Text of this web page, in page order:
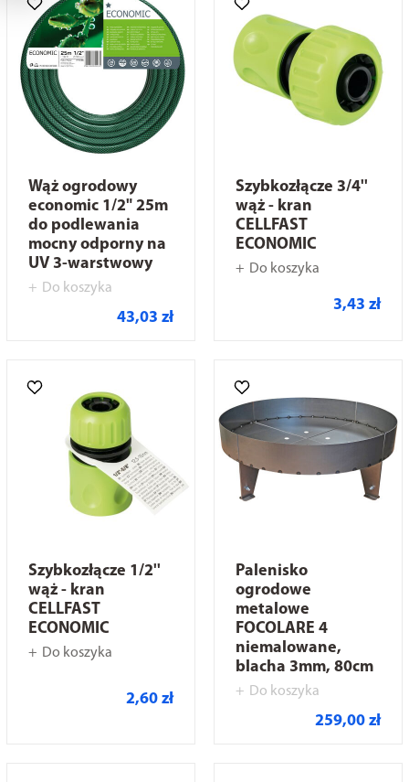
Wąż ogrodowy
economic 1/2" 25m
do podlewania
mocny odporny na
UV 3-warstwowy
Do koszyka
43,03 zł
Szybkozłącze 3/4''
wąż - kran
CELLFAST
ECONOMIC
Do koszyka
3,43 zł
Szybkozłącze 1/2''
wąż - kran
CELLFAST
ECONOMIC
Do koszyka
2,60 zł
Palenisko
ogrodowe
metalowe
FOCOLARE 4
niemalowane,
blacha 3mm, 80cm
Do koszyka
259,00 zł